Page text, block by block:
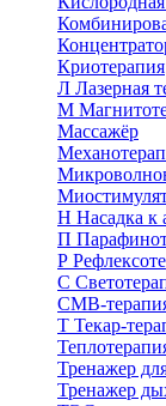
Криотерапия
Л Лазерная
М
Массажёр
Н Насадка к
П
Р
С
СМВ-
Т Текар-
Тренажер
Тренажер